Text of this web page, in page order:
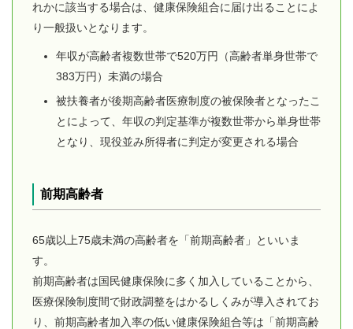
れかに該当する場合は、健康保険組合に届け出ることによ
り一般扱いとなります。
年収が高齢者複数世帯で520万円（高齢者単身世帯で
383万円）未満の場合
被扶養者が後期高齢者医療制度の被保険者となったこ
とによって、年収の判定基準が複数世帯から単身世帯
となり、現役並み所得者に判定が変更される場合
前期高齢者
65歳以上75歳未満の高齢者を「前期高齢者」といいま
す。
前期高齢者は国民健康保険に多く加入していることから、
医療保険制度間で財政調整をはかるしくみが導入されてお
り、前期高齢者加入率の低い健康保険組合等は「前期高齢